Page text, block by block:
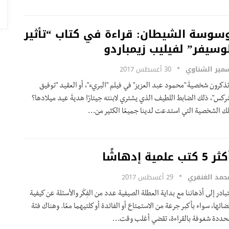
الشيطان: قراءة في كتاب “تأثير
لفيليب زيمباردو
الشناوي 30 أغسطس 2017
شخصيةَ "محمود عبد العزيز" في فيلم "البريء"، أو العقيد "توفيق
ذلك الضابط اللطيف الذي يشتري لابنته جيتارًا هديةَ عيد ميلادها؟
الشخصية التي استدعت لدينا جميعًا الكثير من…
علمية إدهاشًا
الغنفري 29 أغسطس 2017
إلى أذهاننا مع بداية العطلة الصيفية عدد من الفِكَر والأسئلة عن كيفية
سواء بأكبر جرعة من الاستمتاع أو الفائدة أو كلتيهما معًا. وهناك فئة
شغوفة بالقراءة، تقضي أغلب وقت…